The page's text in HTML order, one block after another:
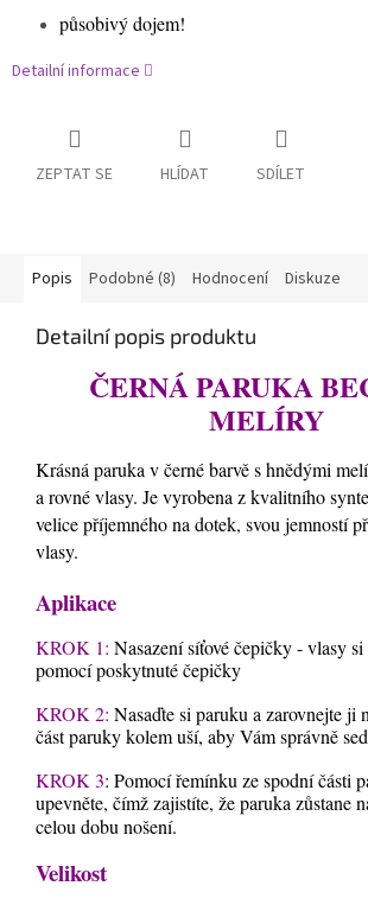
působivý dojem!
Detailní informace
ZEPTAT SE HLÍDAT SDÍLET
Popis Podobné (8) Hodnocení Diskuze
Detailní popis produktu
ČERNÁ PARUKA
MELÍRY
Krásná paruka v černé barvě s hnědými
a rovné vlasy. Je vyrobena z kvalitního
velice příjemného na dotek, svou jemností
vlasy.
Aplikace
KROK 1: Nasazení síťové čepičky - vlasy si
pomocí poskytnuté čepičky
KROK 2: Nasaďte si paruku a zarovnejte ji
část paruky kolem uší, aby Vám správně
KROK 3: Pomocí řemínku ze spodní části
upevněte, čímž zajistíte, že paruka zůstane
celou dobu nošení.
Velikost